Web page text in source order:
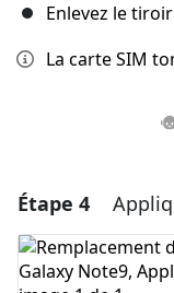
Enlevez le
La carte SIM
Ajouter un
Étape 4